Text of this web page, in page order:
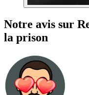
Notre avis sur
la prison